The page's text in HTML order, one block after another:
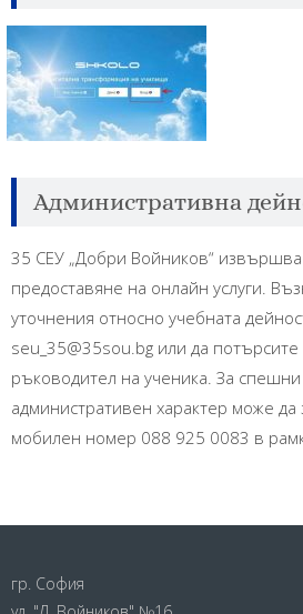
23.10
неделя
24.10 8.00
от
за
Административна
35 СЕУ „Добри Войников“ извършва
предоставяне на онлайн услуги.
уточнения относно учебната
seu_35@35sou.bg или да потърсите
ръководител на ученика. За
административен характер може
мобилен номер 088 925 0083 в
гр. София